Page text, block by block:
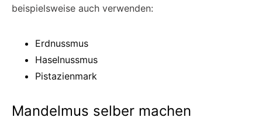
beispielsweise auch verwenden:
Erdnussmus
Haselnussmus
Pistazienmark
Mandelmus selber machen